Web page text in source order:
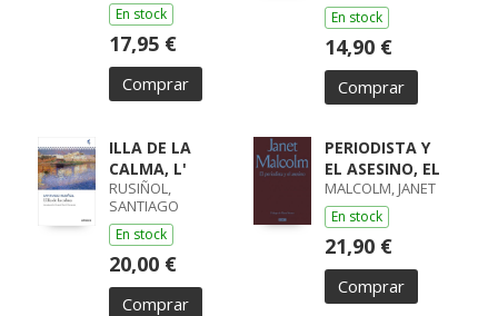
En stock
17,95 €
Comprar
En stock
14,90 €
Comprar
ILLA DE LA
CALMA, L'
RUSIÑOL,
SANTIAGO
En stock
20,00 €
Comprar
PERIODISTA Y
EL ASESINO, EL
MALCOLM, JANET
En stock
21,90 €
Comprar